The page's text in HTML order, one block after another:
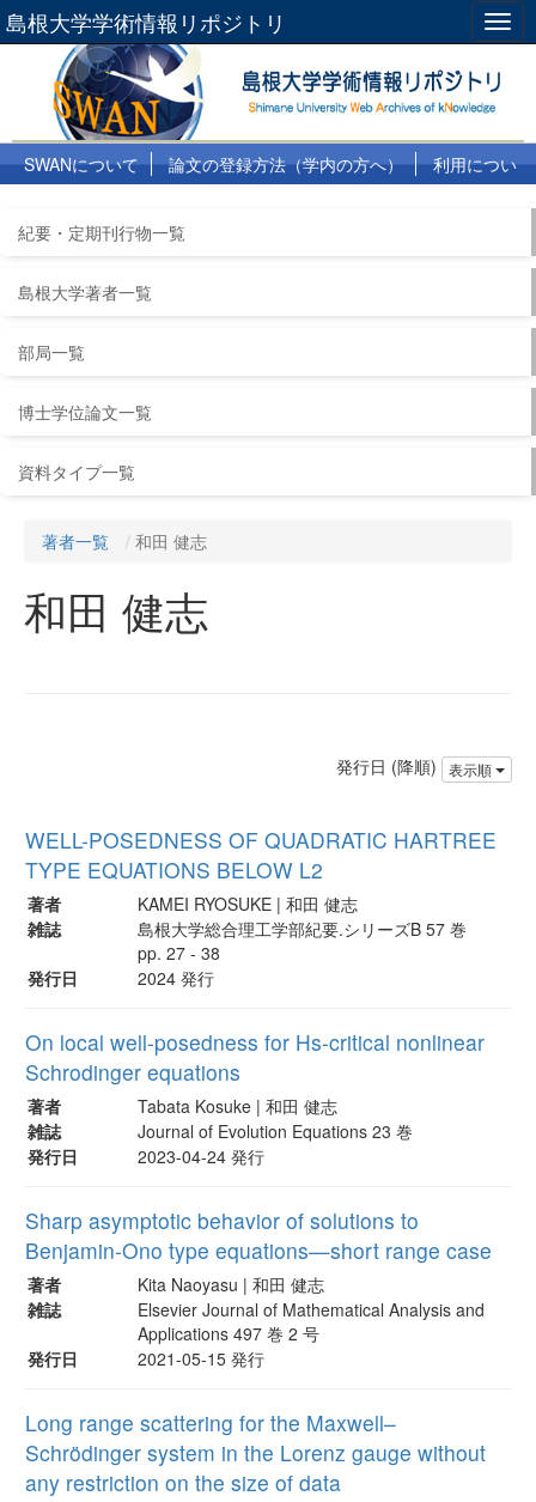
島根大学学術情報リポジトリ
SWANについて 論文の登録方法（学内の方へ）
利用につい
紀要・定期刊行物一覧
島根大学著者一覧
部局一覧
博士学位論文一覧
資料タイプ一覧
著者一覧 和田 健志
和田 健志
発行日 (降順) 表示順
WELL-POSEDNESS OF QUADRATIC HARTREE
TYPE EQUATIONS BELOW L2
著者
KAMEI RYOSUKE | 和田 健志
雑誌
島根大学総合理工学部紀要.シリーズB 57 巻
pp. 27 - 38
発行日
2024 発行
On local well-posedness for Hs-critical nonlinear
Schrodinger equations
著者
Tabata Kosuke | 和田 健志
雑誌
Journal of Evolution Equations 23 巻
発行日
2023-04-24 発行
Sharp asymptotic behavior of solutions to
Benjamin-Ono type equations—short range case
著者
Kita Naoyasu | 和田 健志
雑誌
Elsevier Journal of Mathematical Analysis and
Applications 497 巻 2 号
発行日
2021-05-15 発行
Long range scattering for the Maxwell–
Schrödinger system in the Lorenz gauge without
any restriction on the size of data